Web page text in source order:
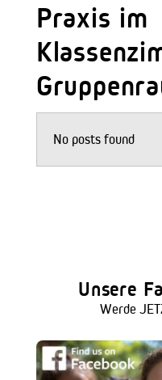
Praxis im
No posts found
Unsere
Werde